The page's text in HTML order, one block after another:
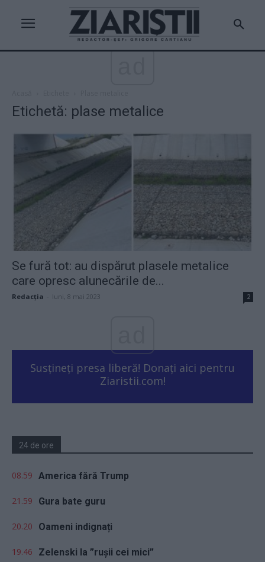
Etichetă: plase metalice
Se fură tot: au dispărut plasele metalice
care opresc alunecările de...
Redacţia luni, 8 mai 2023 2
Susțineți presa liberă! Donați aici pentru
Ziaristii.com!
24 de ore
08.59 America fără Trump
21.59 Gura bate guru
20.20 Oameni indignați
19.46 Zelenski la ”rușii cei mici”